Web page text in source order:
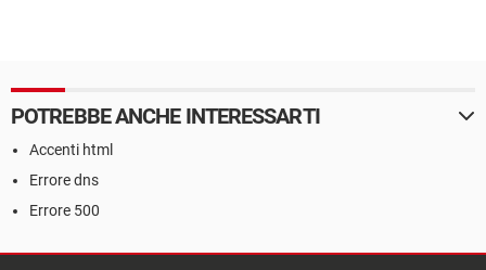
POTREBBE ANCHE INTERESSARTI
Accenti html
Errore dns
Errore 500